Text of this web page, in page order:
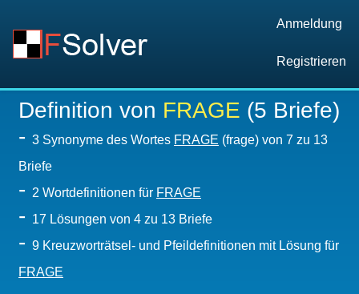
Anmeldung
Registrieren
Definition von FRAGE (5 Briefe)
- 3 Synonyme des Wortes FRAGE (frage) von 7 zu 13
Briefe
- 2 Wortdefinitionen für FRAGE
- 17 Lösungen von 4 zu 13 Briefe
- 9 Kreuzworträtsel- und Pfeildefinitionen mit Lösung für
FRAGE